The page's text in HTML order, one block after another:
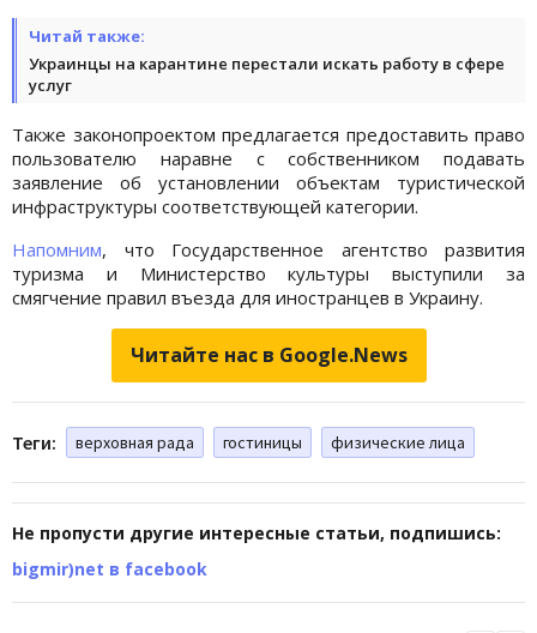
Читай также:
Украинцы на карантине перестали искать работу в сфере
услуг
Также законопроектом предлагается предоставить право
пользователю наравне с собственником подавать
заявление об установлении объектам туристической
инфраструктуры соответствующей категории.
Напомним, что Государственное агентство развития
туризма и Министерство культуры выступили за
смягчение правил въезда для иностранцев в Украину.
Читайте нас в Google.News
Теги: верховная рада гостиницы физические лица
Не пропусти другие интересные статьи, подпишись:
bigmir)net в facebook